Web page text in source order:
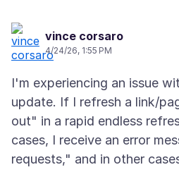
vince corsaro
4/24/26, 1:55 PM
I'm experiencing an issue
update. If I refresh a link/
out" in a rapid endless
cases, I receive an error
requests," and in other